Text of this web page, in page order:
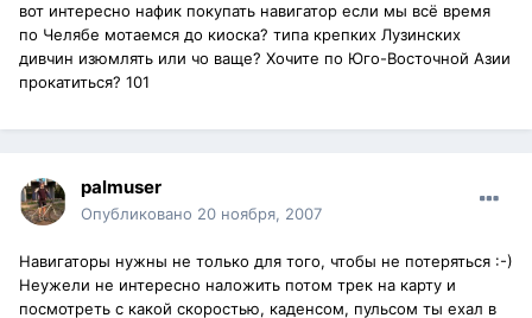
вот интересно нафик покупать навигатор если мы всё время
по Челябе мотаемся до киоска? типа крепких Лузинских
дивчин изюмлять или чо ваще? Хочите по Юго-Восточной Азии
прокатиться? 101
palmuser
Опубликовано 20 ноября, 2007
Навигаторы нужны не только для того, чтобы не потеряться :-)
Неужели не интересно наложить потом трек на карту и
посмотреть с какой скоростью, каденсом, пульсом ты ехал в